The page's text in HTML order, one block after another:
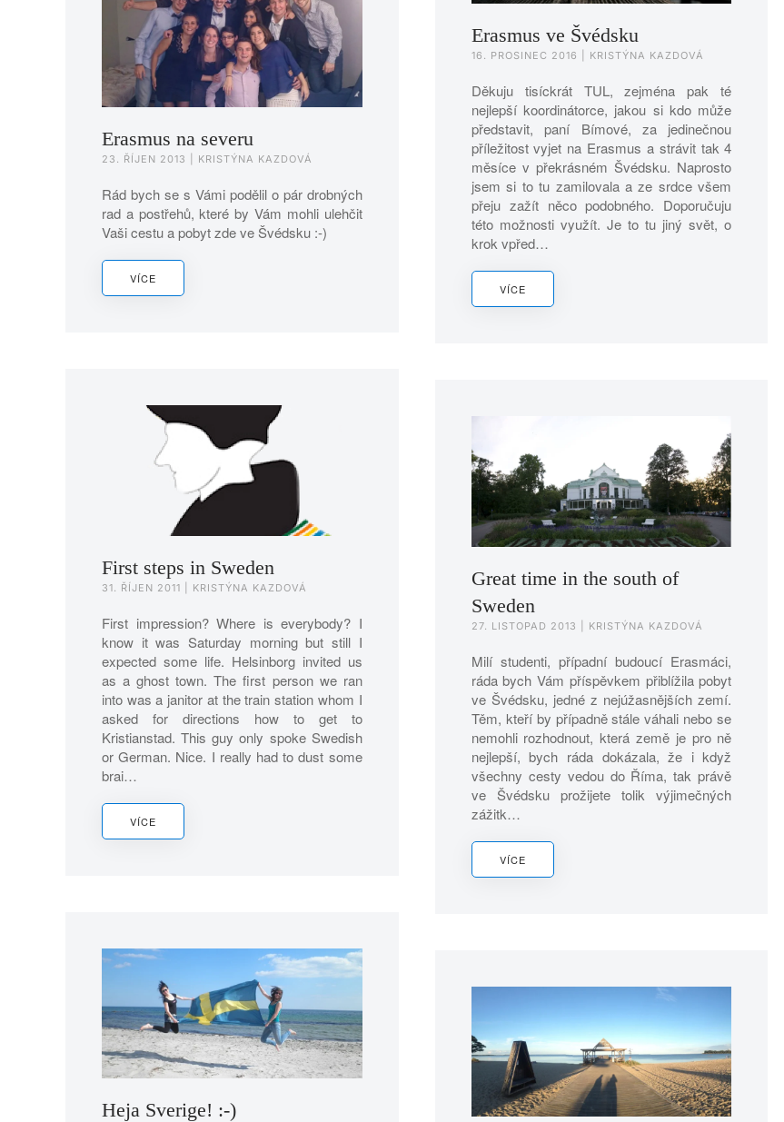
Erasmus na severu
23. ŘÍJEN 2013 | KRISTÝNA KAZDOVÁ
Rád bych se s Vámi podělil o pár drobných
rad a postřehů, které by Vám mohli ulehčit
Vaši cestu a pobyt zde ve Švédsku :-)
VÍCE
Erasmus ve Švédsku
16. PROSINEC 2016 | KRISTÝNA KAZDOVÁ
Děkuju tisíckrát TUL, zejména pak té
nejlepší koordinátorce, jakou si kdo může
představit, paní Bímové, za jedinečnou
příležitost vyjet na Erasmus a strávit tak 4
měsíce v překrásném Švédsku. Naprosto
jsem si to tu zamilovala a ze srdce všem
přeju zažít něco podobného. Doporučuju
této možnosti využít. Je to tu jiný svět, o
krok vpřed…
VÍCE
First steps in Sweden
31. ŘÍJEN 2011 | KRISTÝNA KAZDOVÁ
First impression? Where is everybody? I
know it was Saturday morning but still I
expected some life. Helsinborg invited us
as a ghost town. The first person we ran
into was a janitor at the train station whom I
asked for directions how to get to
Kristianstad. This guy only spoke Swedish
or German. Nice. I really had to dust some
brai…
VÍCE
Great time in the south of
Sweden
27. LISTOPAD 2013 | KRISTÝNA KAZDOVÁ
Milí studenti, případní budoucí Erasmáci,
ráda bych Vám příspěvkem přiblížila pobyt
ve Švédsku, jedné z nejúžasnějších zemí.
Těm, kteří by případně stále váhali nebo se
nemohli rozhodnout, která země je pro ně
nejlepší, bych ráda dokázala, že i když
všechny cesty vedou do Říma, tak právě
ve Švédsku prožijete tolik výjimečných
zážitk…
VÍCE
Heja Sverige! :-)